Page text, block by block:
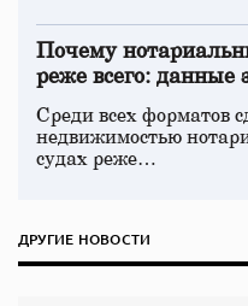
Почему
реже всего: данные
Среди всех форматов
недвижимостью
судах реже…
ДРУГИЕ НОВОСТИ